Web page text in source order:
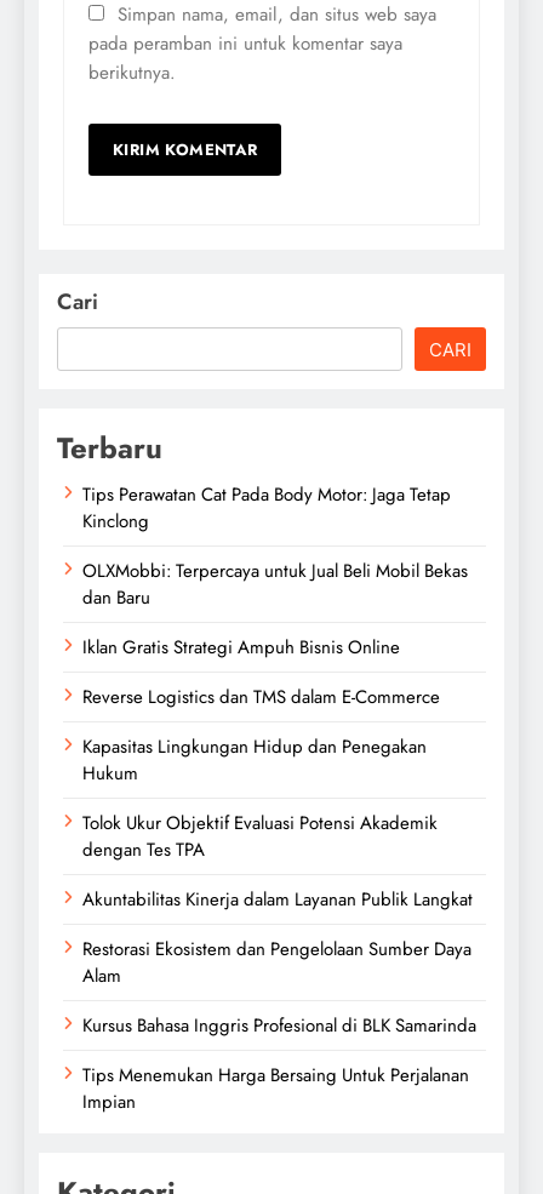
Simpan nama, email, dan situs web saya
pada peramban ini untuk komentar saya
berikutnya.
Cari
CARI
Terbaru
Tips Perawatan Cat Pada Body Motor: Jaga Tetap
Kinclong
OLXMobbi: Terpercaya untuk Jual Beli Mobil Bekas
dan Baru
Iklan Gratis Strategi Ampuh Bisnis Online
Reverse Logistics dan TMS dalam E-Commerce
Kapasitas Lingkungan Hidup dan Penegakan
Hukum
Tolok Ukur Objektif Evaluasi Potensi Akademik
dengan Tes TPA
Akuntabilitas Kinerja dalam Layanan Publik Langkat
Restorasi Ekosistem dan Pengelolaan Sumber Daya
Alam
Kursus Bahasa Inggris Profesional di BLK Samarinda
Tips Menemukan Harga Bersaing Untuk Perjalanan
Impian